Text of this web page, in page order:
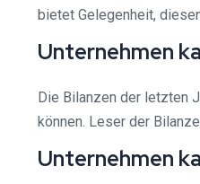
bietet Gelegenheit,
Unternehmen
Die Bilanzen der letzten
können. Leser der
Unternehmen